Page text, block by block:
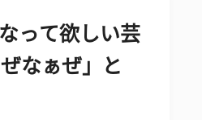
って欲しい芸
なぁぜ」と